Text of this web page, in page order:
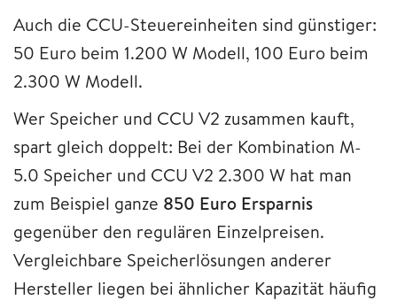
Auch die CCU-Steuereinheiten sind günstiger:
50 Euro beim 1.200 W Modell, 100 Euro beim
2.300 W Modell.
Wer Speicher und CCU V2 zusammen kauft,
spart gleich doppelt: Bei der Kombination M-
5.0 Speicher und CCU V2 2.300 W hat man
zum Beispiel ganze 850 Euro Ersparnis
gegenüber den regulären Einzelpreisen.
Vergleichbare Speicherlösungen anderer
Hersteller liegen bei ähnlicher Kapazität häufig